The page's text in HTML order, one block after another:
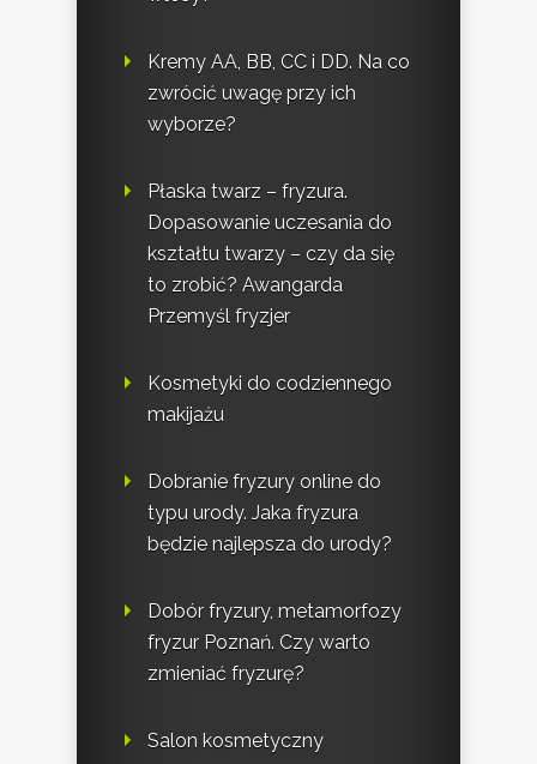
Kremy AA, BB, CC i DD. Na co
zwrócić uwagę przy ich
wyborze?
Płaska twarz – fryzura.
Dopasowanie uczesania do
kształtu twarzy – czy da się
to zrobić? Awangarda
Przemyśl fryzjer
Kosmetyki do codziennego
makijażu
Dobranie fryzury online do
typu urody. Jaka fryzura
będzie najlepsza do urody?
Dobór fryzury, metamorfozy
fryzur Poznań. Czy warto
zmieniać fryzurę?
Salon kosmetyczny